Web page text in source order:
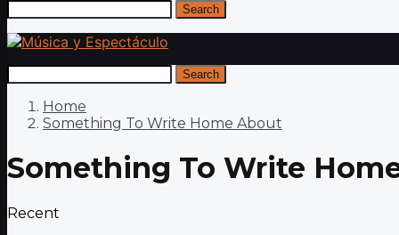
Search
Search
Home
Something To Write Home About
Something To Write
Recent